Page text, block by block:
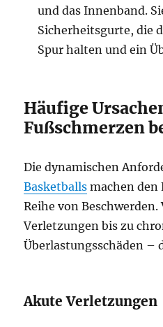
und das Innenband.
Sicherheitsgurte, die
Spur halten und ein
Häufige
Fußschmerzen
Die dynamischen
Basketballs machen den
Reihe von
Verletzungen bis zu
Überlastungsschäden –
Akute Verletzungen